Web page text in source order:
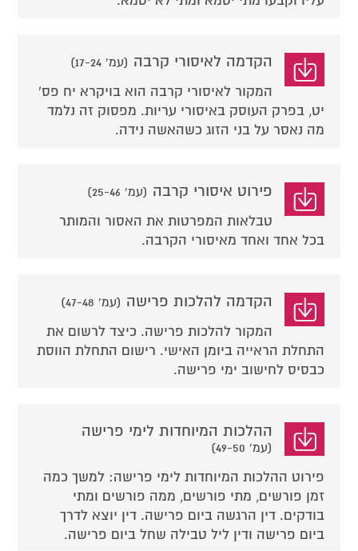
הקדמה לאיסורי קרבה (עמ' 17-24)
המקור לאיסורי קרבה הוא בויקרא יח פס'
יט, בפרק העוסק באיסורי עריות. מפסוק זה נלמד
מה נאסר על בני הזוג כשהאשה נידה.
פירוט איסורי קרבה (עמ' 25-46)
טבלאות המפרטות את האסור והמותר
בכל אחד ואחד מאיסורי הקרבה.
הקדמה להלכות פרישה (עמ' 47-48)
המקור להלכות פרישה. כיצד לרשום את
התחלת הראייה ביומן האישי. רישום התחלת הווסת
כבסיס לחישוב ימי פרישה.
ההלכות המיוחדות לימי פרישה
(עמ' 49-50)
פירוט ההלכות המיוחדות לימי פרישה: למשך כמה
זמן פורשים, מתי פורשים, ממה פורשים ומתי
בודקים. דין הרגשה ביום פרישה. דין יוצא לדרך
ביום פרישה ודין ליל טבילה שחל ביום פרישה.